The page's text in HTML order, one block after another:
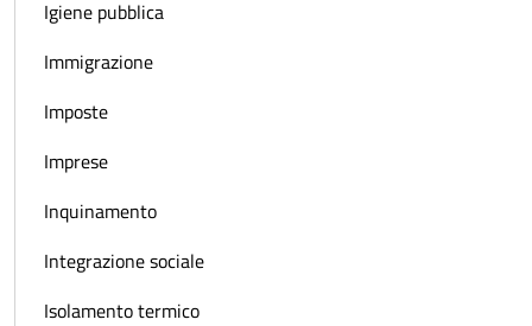
Igiene pubblica
Immigrazione
Imposte
Imprese
Inquinamento
Integrazione sociale
Isolamento termico